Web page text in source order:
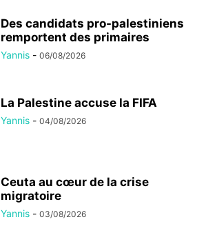
Des candidats pro-palestiniens
remportent des primaires
Yannis - 06/08/2026
La Palestine accuse la FIFA
Yannis - 04/08/2026
Ceuta au cœur de la crise
migratoire
Yannis - 03/08/2026